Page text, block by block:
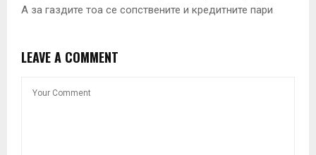
А за газдите тоа се сопствените и кредитните пари
LEAVE A COMMENT